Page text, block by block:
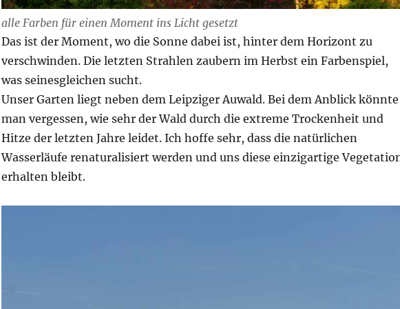
alle Farben für einen Moment ins Licht gesetzt
Das ist der Moment, wo die Sonne dabei ist, hinter dem Horizont zu
verschwinden. Die letzten Strahlen zaubern im Herbst ein Farbenspiel,
was seinesgleichen sucht.
Unser Garten liegt neben dem Leipziger Auwald. Bei dem Anblick könnte
man vergessen, wie sehr der Wald durch die extreme Trockenheit und
Hitze der letzten Jahre leidet. Ich hoffe sehr, dass die natürlichen
Wasserläufe renaturalisiert werden und uns diese einzigartige
erhalten bleibt.